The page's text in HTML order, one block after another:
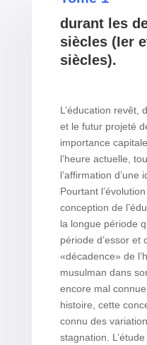
durant les
siècles (Ier
siècles).
L’éducation revêt,
et le futur projeté
importance
l’heure actuelle,
l’affirmation d’une
Pourtant
conception de
la longue période
période d’essor et
«décadence» de
musulman dans
encore mal
histoire, cette
connu des
stagnation.